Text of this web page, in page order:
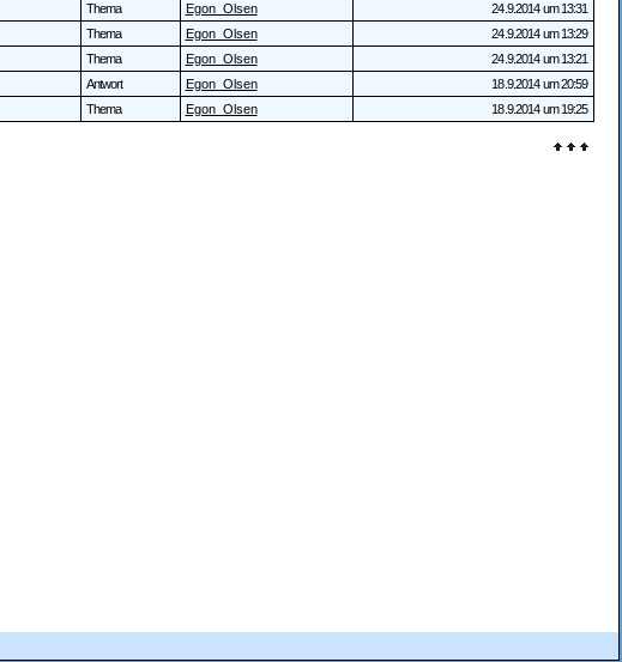
Thema Egon_Olsen
24.9.2014 um 13:31
Thema Egon_Olsen
24.9.2014 um 13:29
Thema Egon_Olsen
24.9.2014 um 13:21
Antwort Egon_Olsen
18.9.2014 um 20:59
Thema Egon_Olsen 18.9.2014 um 19:25